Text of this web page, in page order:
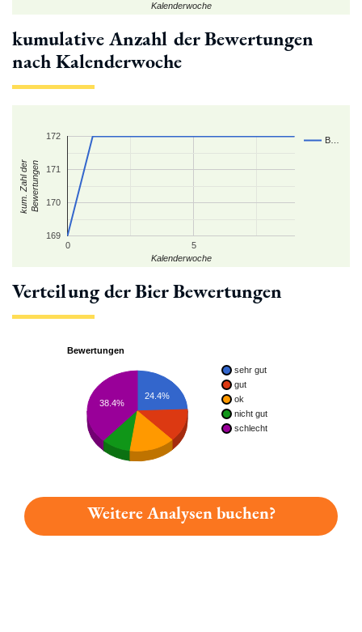
Kalenderwoche
kumulative Anzahl der Bewertungen
nach Kalenderwoche
B…
0 5
169
170
171
172
Kalenderwoche
kum. Zahl derBewertungen
Verteilung der Bier Bewertungen
Bewertungen
sehr gut
gut
ok
nicht gut
schlecht
24.4%
38.4%
Weitere Analysen buchen?